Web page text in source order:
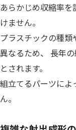
あらかじめ収縮率
けません。
プラスチックの種
異なるため、 長年
とされます。
組立てるパーツに
ん。